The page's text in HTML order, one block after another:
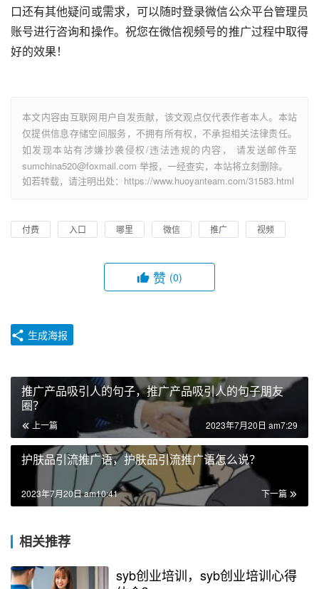
口还有其他疑问或需求，可以随时登录微信公众平台管理员
账号进行咨询和操作。祝您在微信视频号的推广过程中取得
好的效果！
本文内容由互联网用户自发贡献，该文观点仅代表作者本人。本站
仅提供信息存储空间服务，不拥有所有权，不承担相关法律责任。
如发现本站有涉嫌抄袭侵权/违法违规的内容， 请发送邮件至
sumchina520@foxmail.com 举报，一经查实，本站将立刻删除。
如若转载，请注明出处：https://www.huoyanteam.com/31583.html
付费 入口 哪里 微信 推广 视频
赞 (0)
生成海报
推广产品吸引人的句子，推广产品吸引人的句子朋友
圈？
上一篇 2023年7月20日 am7:29
护肤品引流推广语，护肤品引流推广语怎么说？
下一篇
2023年7月20日 am10:41
相关推荐
syb创业培训，syb创业培训心得